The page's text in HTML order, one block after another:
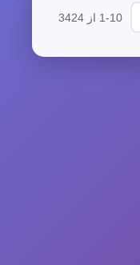
1-10 از 3424